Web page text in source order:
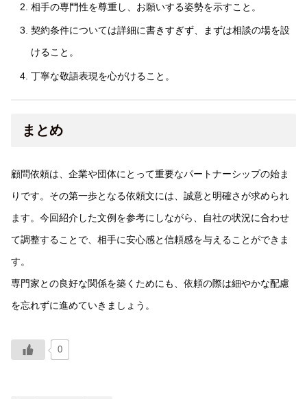
相手の専門性を尊重し、お願いする姿勢を示すこと。
契約条件については詳細に書きすぎず、まずは相談の場を設
けること。
丁寧な敬語表現を心がけること。
まとめ
顧問依頼は、企業や団体にとって重要なパートナーシップの始ま
りです。その第一歩となる依頼文には、誠意と明確さが求められ
ます。今回紹介した文例を参考にしながら、自社の状況に合わせ
て調整することで、相手に安心感と信頼感を与えることができま
す。
専門家との良好な関係を築くためにも、依頼の際は細やかな配慮
を忘れずに進めていきましょう。
0